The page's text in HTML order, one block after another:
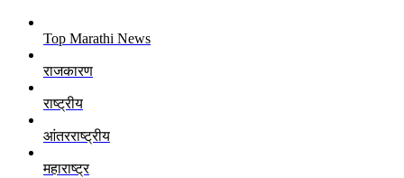
Top Marathi News
राजकारण
राष्ट्रीय
आंतरराष्ट्रीय
महाराष्ट्र